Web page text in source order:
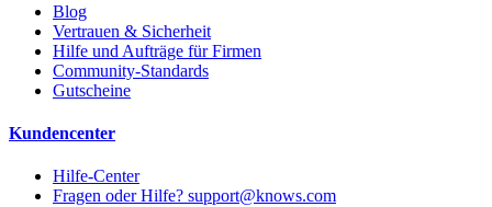
Blog
Vertrauen & Sicherheit
Hilfe und Aufträge für Firmen
Community-Standards
Gutscheine
Kundencenter
Hilfe-Center
Fragen oder Hilfe? support@knows.com